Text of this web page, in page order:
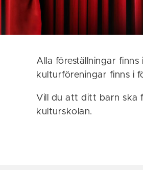
Alla föreställningar
kulturföreningar finns i
Vill du att ditt barn ska
kulturskolan.